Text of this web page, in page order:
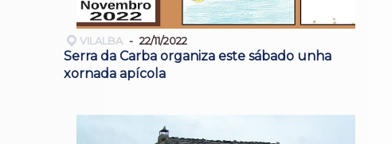
VILALBA 22/11/2022
Serra da Carba organiza este sábado unha
xornada apícola